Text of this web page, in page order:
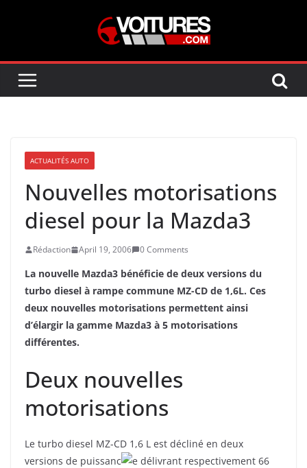
ACTUALITÉS AUTO
Nouvelles motorisations
diesel pour la Mazda3
Rédaction April 19, 2006 0 Comments
La nouvelle Mazda3 bénéficie de deux versions du
turbo diesel à rampe commune MZ-CD de 1,6L. Ces
deux nouvelles motorisations permettent ainsi
d’élargir la gamme Mazda3 à 5 motorisations
différentes.
Deux nouvelles
motorisations
Le turbo diesel MZ-CD 1,6 L est décliné en deux
versions de puissanc
e délivrant respectivement 66